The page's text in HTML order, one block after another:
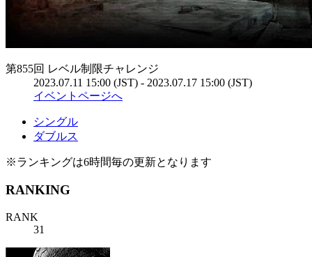
第855回 レベル制限チャレンジ
2023.07.11 15:00 (JST) - 2023.07.17 15:00 (JST)
イベントページへ
シングル
ダブルス
※ランキングは6時間毎の更新となります
RANKING
RANK
31